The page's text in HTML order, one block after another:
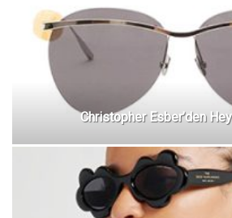
Christopher Esber’den